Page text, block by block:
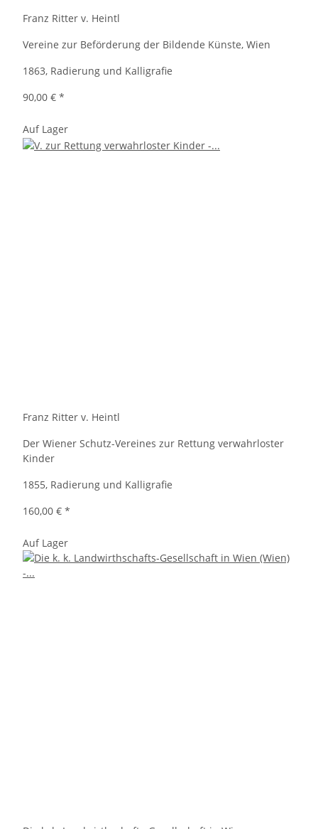
Franz Ritter v. Heintl
Vereine zur Beförderung der Bildende Künste, Wien
1863, Radierung und Kalligrafie
90,00 € *
Auf Lager
Franz Ritter v. Heintl
Der Wiener Schutz-Vereines zur Rettung verwahrloster
Kinder
1855, Radierung und Kalligrafie
160,00 € *
Auf Lager